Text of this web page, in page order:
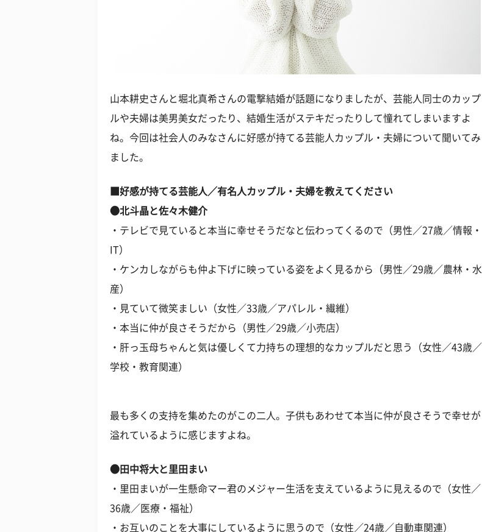
山本耕史さんと堀北真希さんの電撃結婚が話題になりましたが、芸能人同士のカップ
ルや夫婦は美男美女だったり、結婚生活がステキだったりして憧れてしまいますよ
ね。今回は社会人のみなさんに好感が持てる芸能人カップル・夫婦について聞いてみ
ました。
■好感が持てる芸能人／有名人カップル・夫婦を教えてください
●北斗晶と佐々木健介
・テレビで見ていると本当に幸せそうだなと伝わってくるので（男性／27歳／情報・
IT）
・ケンカしながらも仲よ下げに映っている姿をよく見るから（男性／29歳／農林・水
産）
・見ていて微笑ましい（女性／33歳／アパレル・繊維）
・本当に仲が良さそうだから（男性／29歳／小売店）
・肝っ玉母ちゃんと気は優しくて力持ちの理想的なカップルだと思う（女性／43歳／
学校・教育関連）
最も多くの支持を集めたのがこの二人。子供もあわせて本当に仲が良さそうで幸せが
溢れているように感じますよね。
●田中将大と里田まい
・里田まいが一生懸命マー君のメジャー生活を支えているように見えるので（女性／
36歳／医療・福祉）
・お互いのことを大事にしているように思うので（女性／24歳／自動車関連）